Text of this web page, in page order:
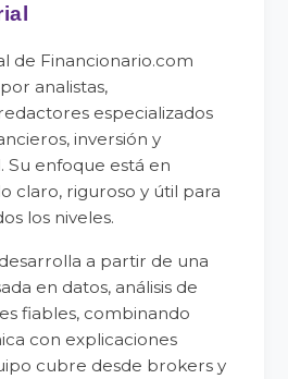
de Financionario.com
analistas,
especializados
inversión y
Su enfoque está en
claro, riguroso y útil para
los niveles.
a partir de una
en datos, análisis de
fiables, combinando
con explicaciones
cubre desde brokers y